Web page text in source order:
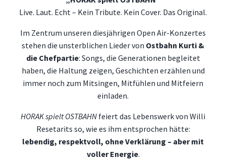
Live. Laut. Echt – Kein Tribute. Kein Cover. Das Original.
Im Zentrum unseren diesjährigen Open Air-Konzertes
stehen die unsterblichen Lieder von Ostbahn Kurti &
die Chefpartie: Songs, die Generationen begleitet
haben, die Haltung zeigen, Geschichten erzählen und
immer noch zum Mitsingen, Mitfühlen und Mitfeiern
einladen.
HORAK spielt OSTBAHN feiert das Lebenswerk von Willi
Resetarits so, wie es ihm entsprochen hätte:
lebendig, respektvoll, ohne Verklärung – aber mit
voller Energie.